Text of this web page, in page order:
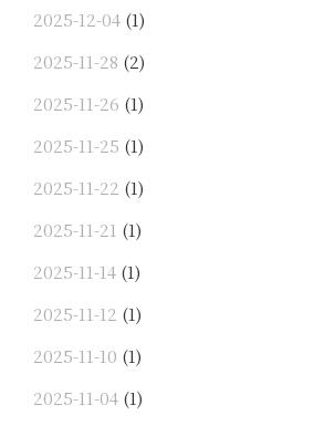
2025-12-04 (1)
2025-11-28 (2)
2025-11-26 (1)
2025-11-25 (1)
2025-11-22 (1)
2025-11-21 (1)
2025-11-14 (1)
2025-11-12 (1)
2025-11-10 (1)
2025-11-04 (1)